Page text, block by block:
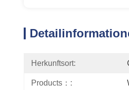
Herkunftsort:
Products：: